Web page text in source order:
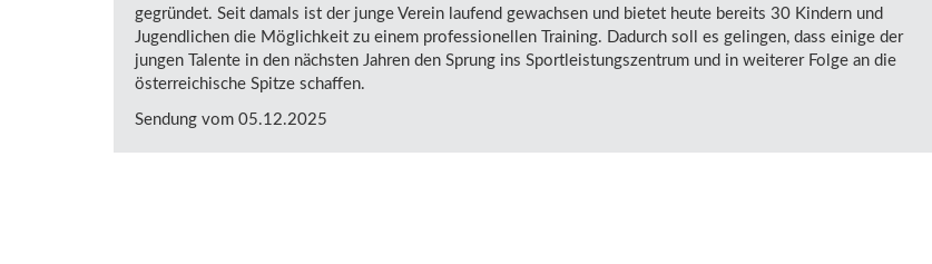
gegründet. Seit damals ist der junge Verein laufend gewachsen und bietet heute bereits 30 Kindern und
Jugendlichen die Möglichkeit zu einem professionellen Training. Dadurch soll es gelingen, dass einige der
jungen Talente in den nächsten Jahren den Sprung ins Sportleistungszentrum und in weiterer Folge an die
österreichische Spitze schaffen.
Sendung vom 05.12.2025